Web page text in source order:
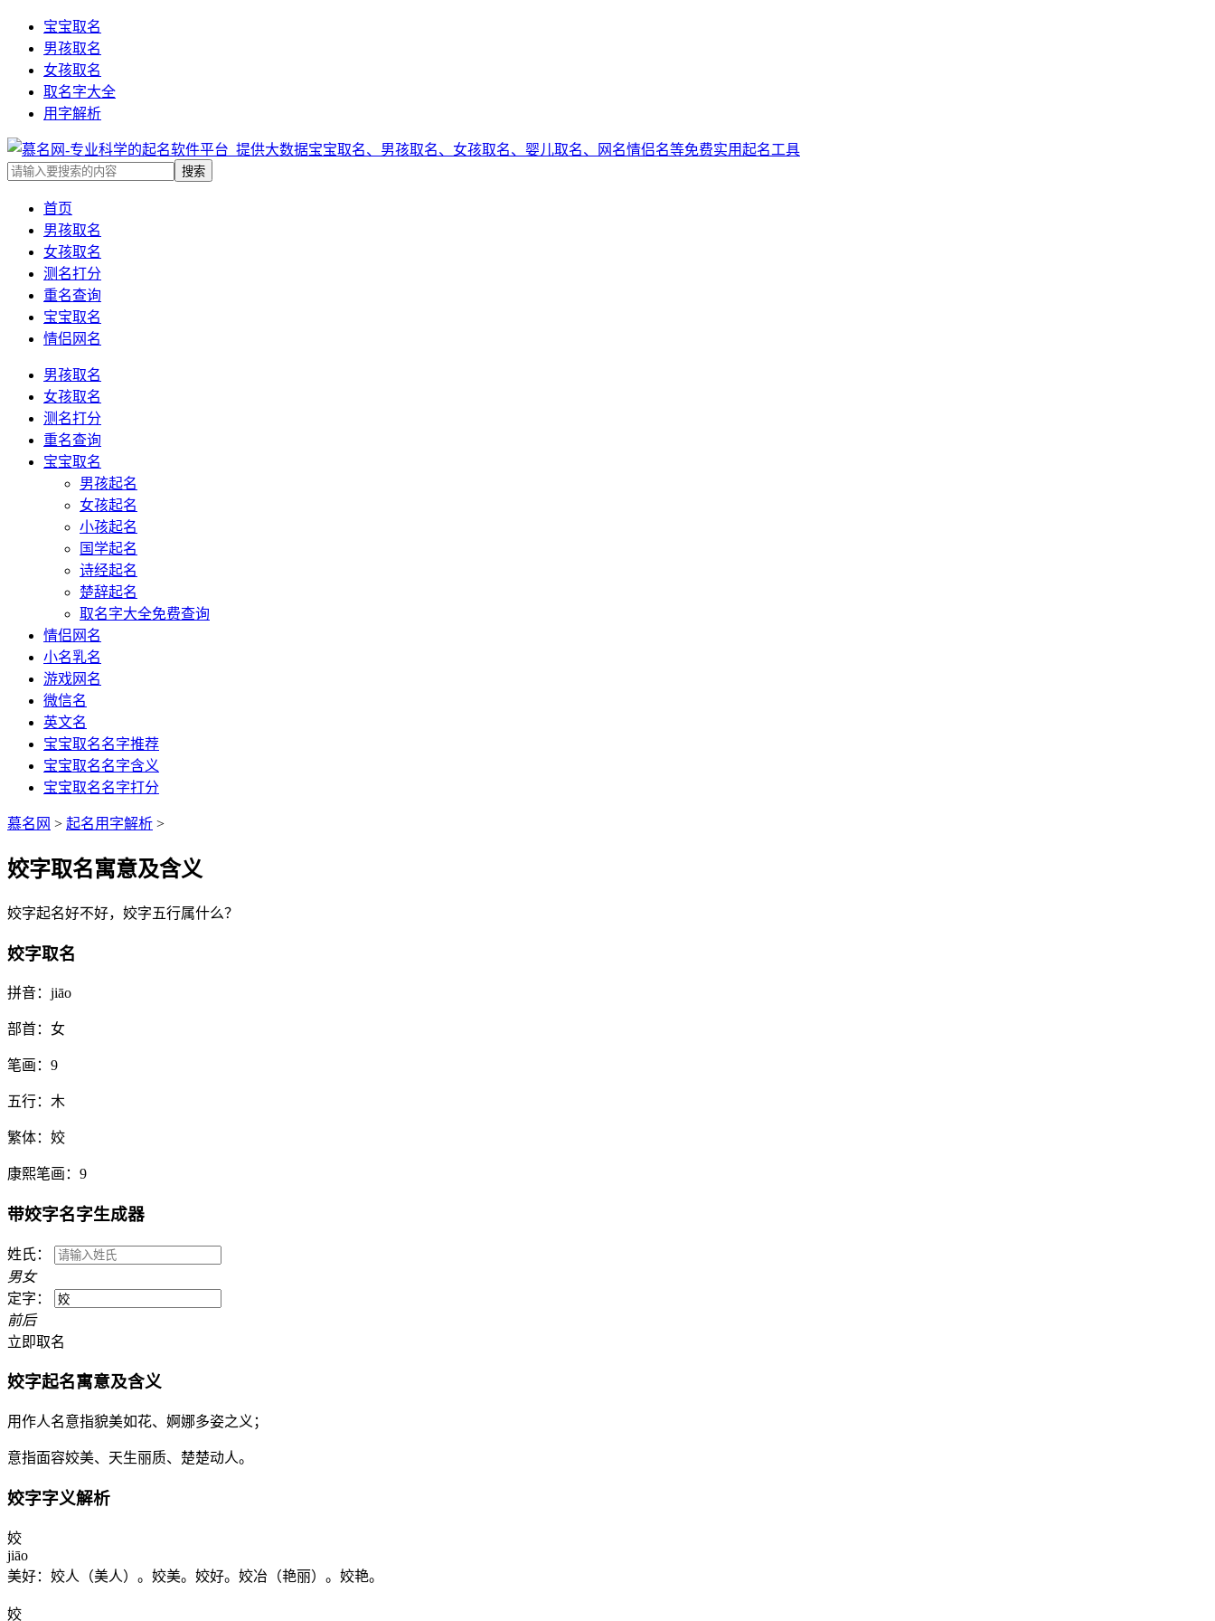
宝宝取名
男孩取名
女孩取名
取名字大全
用字解析
首页
男孩取名
女孩取名
测名打分
重名查询
宝宝取名
情侣网名
男孩取名
女孩取名
测名打分
重名查询
宝宝取名
男孩起名
女孩起名
小孩起名
国学起名
诗经起名
楚辞起名
取名字大全免费查询
情侣网名
小名乳名
游戏网名
微信名
英文名
宝宝取名名字推荐
宝宝取名名字含义
宝宝取名名字打分
慕名网 > 起名用字解析 >
姣字取名寓意及含义
姣字起名好不好， 姣字五行属什么？
姣字取名
拼音： jiāo
部首： 女
笔画： 9
五行： 木
繁体： 姣
康熙笔画： 9
带姣字名字生成器
姓氏：
男女
定字：
前后
立即取名
姣字起名寓意及含义
用作人名意指貌美如花、婀娜多姿之义；
意指面容姣美、天生丽质、楚楚动人。
姣字字义解析
姣
jiāo
美好：姣人（美人）。姣美。姣好。姣冶（艳丽）。姣艳。
姣